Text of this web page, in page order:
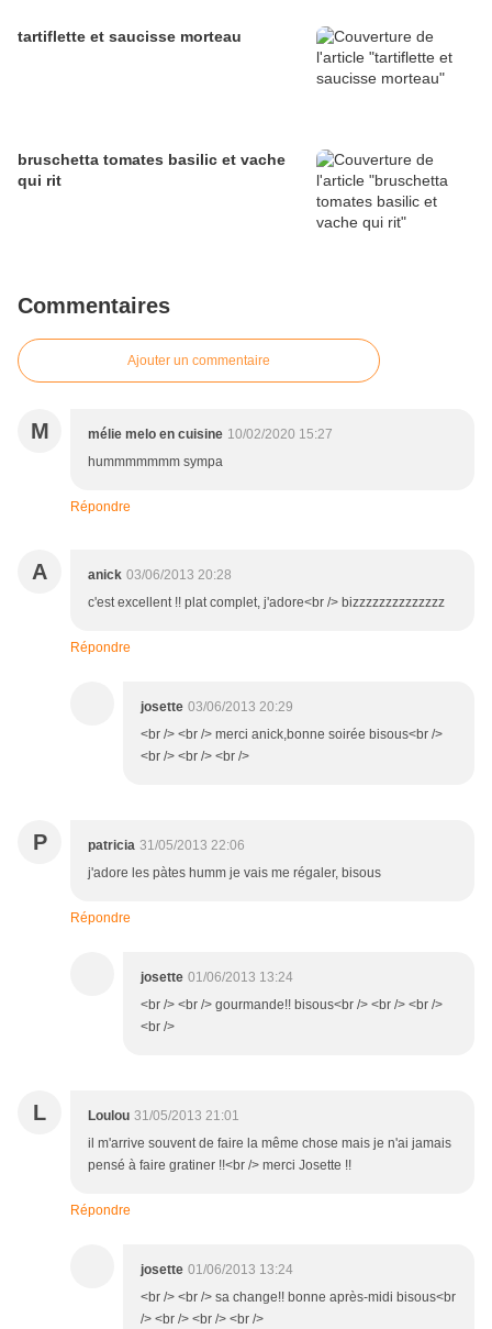
tartiflette et saucisse morteau
bruschetta tomates basilic et vache
qui rit
Commentaires
Ajouter un commentaire
M mélie melo en cuisine 10/02/2020 15:27
hummmmmmm sympa
Répondre
A anick 03/06/2013 20:28
c'est excellent !! plat complet, j'adore<br /> bizzzzzzzzzzzzzz
Répondre
josette 03/06/2013 20:29
<br /> <br /> merci anick,bonne soirée bisous<br />
<br /> <br /> <br />
P patricia 31/05/2013 22:06
j'adore les pàtes humm je vais me régaler, bisous
Répondre
josette 01/06/2013 13:24
<br /> <br /> gourmande!! bisous<br /> <br /> <br />
<br />
L Loulou 31/05/2013 21:01
il m'arrive souvent de faire la même chose mais je n'ai jamais
pensé à faire gratiner !!<br /> merci Josette !!
Répondre
josette 01/06/2013 13:24
<br /> <br /> sa change!! bonne après-midi bisous<br
/> <br /> <br /> <br />